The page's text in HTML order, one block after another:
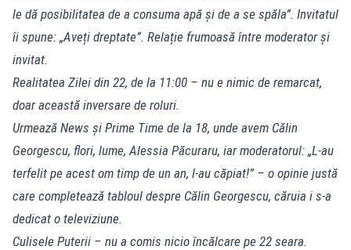
le dă posibilitatea de a consuma apă și de a se spăla”. Invitatul
îi spune: „Aveți dreptate”. Relație frumoasă între moderator și
invitat.
Realitatea Zilei din 22, de la 11:00 – nu e nimic de remarcat,
doar această inversare de roluri.
Urmează News și Prime Time de la 18, unde avem Călin
Georgescu, flori, lume, Alessia Păcuraru, iar moderatorul: „L-au
terfelit pe acest om timp de un an, l-au căpiat!” – o opinie justă
care completează tabloul despre Călin Georgescu, căruia i s-a
dedicat o televiziune.
Culisele Puterii – nu a comis nicio încălcare pe 22 seara.